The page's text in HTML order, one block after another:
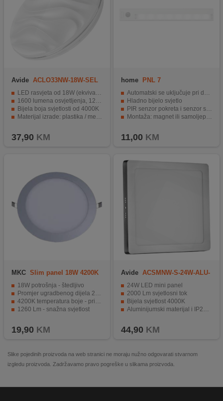
Avide ACLO33NW-18W-SEL
LED rasvjeta od 18W (ekvivalent 104W)
1600 lumena osvjetljenja, 120° snop svjetlosti
Bijela boja svjetlosti od 4000K
Materijal izrade: plastika / metal, IP20 zaštita
37,90 KM
home PNL 7
Automatski se uključuje pri detekciji pokreta
Hladno bijelo svjetlo
PIR senzor pokreta i senzor svjetla
Montaža: magnet ili samoljepljiva traka
11,00 KM
MKC Slim panel 18W 4200K
18W potrošnja - štedljivo
Promjer ugradbenog dijela 205mm - jednostavna ugradnja
4200K temperatura boje - prirodna bijela svjetlost
1260 Lm - snažna svjetlost
19,90 KM
Avide ACSMNW-S-24W-ALU-
24W LED mini panel
2000 Lm svjetlosni tok
Bijela svjetlost 4000K
Aluminijumski materijal i IP20 zaštita
44,90 KM
Slike pojedinih proizvoda na web stranici ne moraju nužno odgovarati stvarnom
izgledu proizvoda. Zadržavamo pravo pogreške u slikama proizvoda.